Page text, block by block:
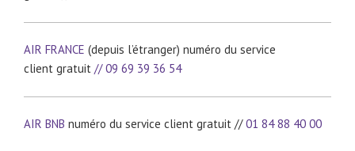
AIR FRANCE (depuis l’étranger) numéro du service
client gratuit // 09 69 39 36 54
AIR BNB numéro du service client gratuit //01 84 88 40 00